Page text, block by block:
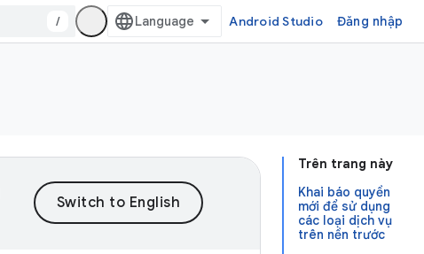
/ Android Studio Đăng nhập
Trên trang này
Khai báo quyền
mới để sử dụng
các loại dịch vụ
trên nền trước